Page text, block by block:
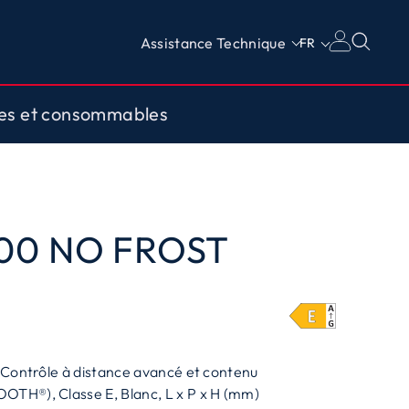
Assistance Technique FR
et consommables
NO FROST
à distance avancé et contenu
Classe E, Blanc, L x P x H (mm)